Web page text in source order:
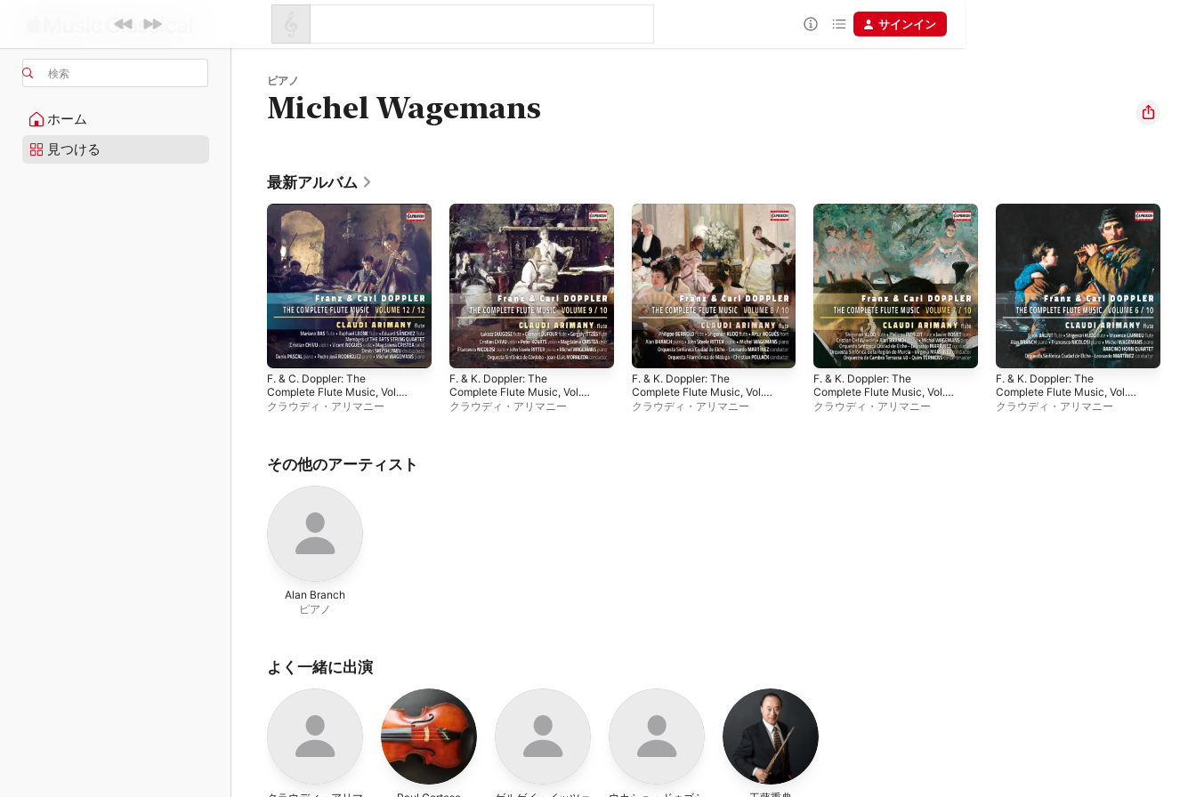
検索
ホーム
見つける
サインイン
ピアノ
Michel Wagemans
最新アルバム
F. & C. Doppler: The
Complete Flute Music, Vol.
12
クラウディ・アリマニー
F. & K. Doppler: The
Complete Flute Music, Vol.
9
クラウディ・アリマニー
F. & K. Doppler: The
Complete Flute Music, Vol.
8
クラウディ・アリマニー
F. & K. Doppler: The
Complete Flute Music, Vol.
7
クラウディ・アリマニー
F. & K. Doppler: The
Complete Flute Music, Vol.
6
クラウディ・アリマニー
その他のアーティスト
Alan Branch
ピアノ
よく一緒に出演